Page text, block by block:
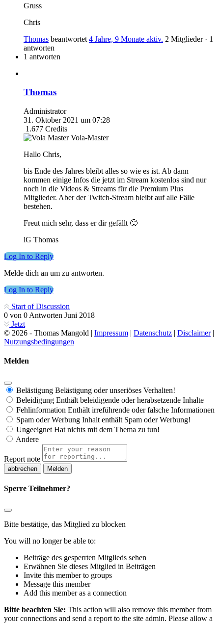
Gruss
Chris
Thomas beantwortet 4 Jahre, 9 Monate aktiv. 2 Mitglieder · 1
antworten
1 antworten
Thomas
Administrator
31. Oktober 2021 um 07:28
1.677 Credits
Vola-Master
Hallo Chris,
bis Ende des Jahres bleibt alles so wie es ist. Ab dann
kommen einige Infos die jetzt im Stream kostenlos sind nur
noch in die Videos & Streams für die Premium Plus
Mitglieder. Aber der Twitch-Stream bleibt auf alle Fälle
bestehen.
Freut mich sehr, dass er dir gefällt 🙂
lG Thomas
Log In to Reply
Melde dich an um zu antworten.
Log In to Reply
Start of Discussion
0 von 0 Antworten Juni 2018
Jetzt
© 2026 - Thomas Mangold | Impressum | Datenschutz | Disclaimer|
Nutzungsbedingungen
Melden
Belästigung Belästigung oder unseriöses Verhalten!
Beleidigung Enthält beleidigende oder herabsetzende Inhalte
Fehlinformation Enthält irreführende oder falsche Informationen
Spam oder Werbung Inhalt enthält Spam oder Werbung!
Ungeeignet Hat nichts mit dem Thema zu tun!
Andere
Report note
Melden
Sperre Teilnehmer?
Bitte bestätige, das Mitglied zu blocken
You will no longer be able to:
Beiträge des gesperrten Mitglieds sehen
Erwähnen Sie dieses Mitglied in Beiträgen
Invite this member to groups
Message this member
Add this member as a connection
Bitte beachten Sie: This action will also remove this member from
your connections and send a report to the site admin. Please allow a